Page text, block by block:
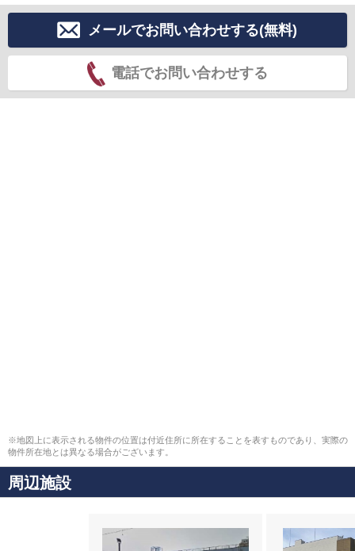
メールでお問い合わせする(無料)
電話でお問い合わせする
※地図上に表示される物件の位置は付近住所に所在することを表すものであり、実際の
物件所在地とは異なる場合がございます。
周辺施設